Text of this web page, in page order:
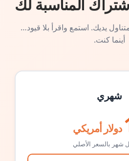
المناسبة لك
يديك. استمع واقرأ بلا قيود…
أينما كنت.
شهري
دولار أمريكي
شهر بالسعر الأصلي